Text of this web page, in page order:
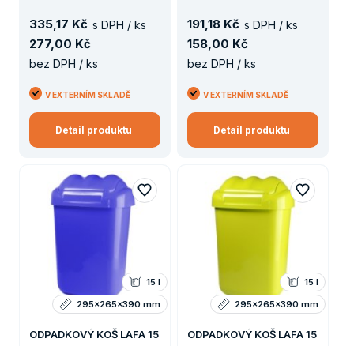
335,17 Kč s DPH / ks
277, 00 Kč
bez DPH / ks
V EXTERNÍM SKLADĚ
Detail produktu
191,18 Kč s DPH / ks
158 00 Kč
bez DPH / ks
V EXTERNÍM SKLADĚ
Detail produktu
ODPADKOVÝ KOŠ LAFA 15
15 l
295x265x390 mm
ODPADKOVÝ KOŠ LAFA 15
15 l
295x265x390 mm